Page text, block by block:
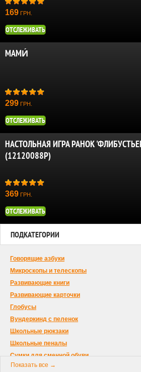
169 ГРН.
ОТСЛЕЖИВАТЬ
МАМИ́
299 ГРН.
ОТСЛЕЖИВАТЬ
НАСТОЛЬНАЯ ИГРА РАНОК
(12120088Р)
369 ГРН.
ОТСЛЕЖИВАТЬ
ПОДКАТЕГОРИИ
Говорящие азбуки
Микроскопы и телескопы
Развивающие книги
Развивающие карточки
Глобусы
Вундеркинд с пеленок
Школьные рюкзаки
Школьные пеналы
Сумки для сменной обуви
Показать все →